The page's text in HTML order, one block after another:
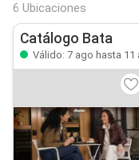
6 Ubicaciones
Catálogo Bata
Válido: 7 ago hasta 11